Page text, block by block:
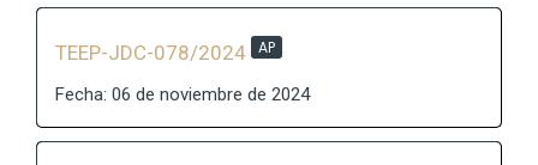
TEEP-JDC-078/2024 AP
Fecha: 06 de noviembre de 2024